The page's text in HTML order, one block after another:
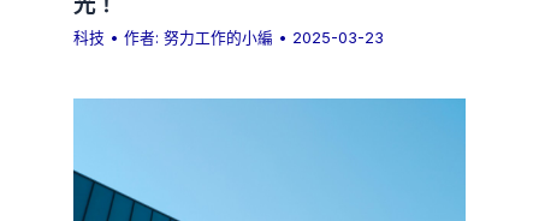
科技 • 作者:努力工作的小編 • 2025-03-23